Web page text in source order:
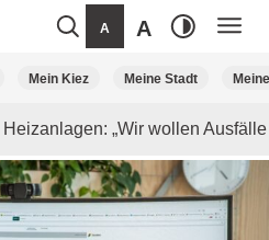
A A
Mein Kiez Meine Stadt
Heizanlagen: „Wir wollen